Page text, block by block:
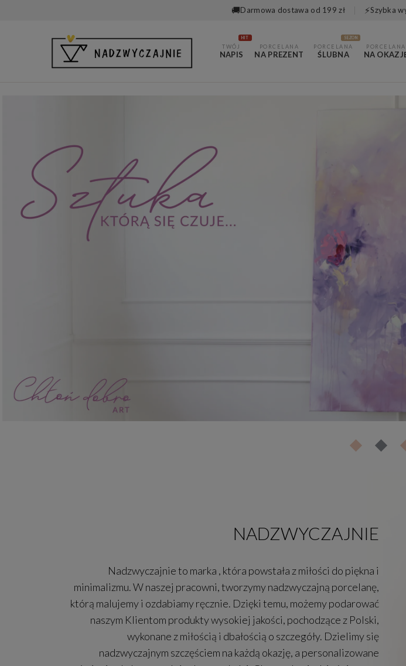
🚚Darmowa dostawa od 199 zł ⚡Szybka
TWÓJ
NAPIS
HIT
PORCELANA
NA PREZENT
PORCELANA
ŚLUBNA
SEZON
PORCELANA
NA
NADZWYCZAJNIE
Nadzwyczajnie to marka , która powstała z miłości do piękna i
minimalizmu. W naszej pracowni, tworzymy nadzwyczajną porcelanę,
którą malujemy i ozdabiamy ręcznie. Dzięki temu, możemy podarować
naszym Klientom produkty wysokiej jakości, pochodzące z Polski,
wykonane z miłością i dbałością o szczegóły. Dzielimy się
nadzwyczajnym szczęściem na każdą okazję, a personalizowane